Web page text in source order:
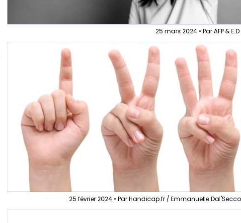
25 mars 2024 • Par AFP & E.D
25 février 2024 • Par Handicap.fr / Emmanuelle Dal'Secco